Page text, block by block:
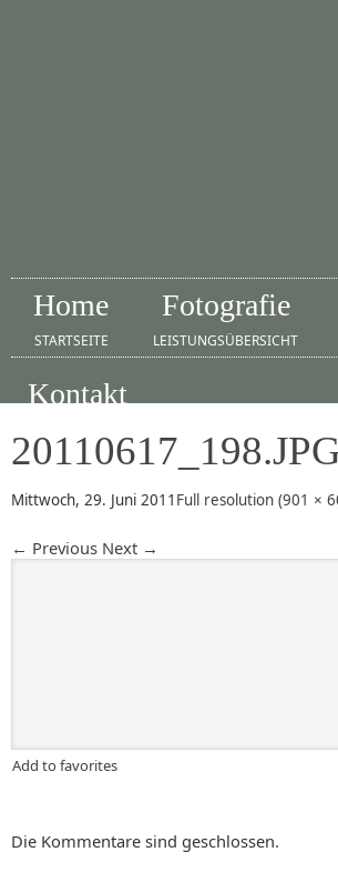
Home
STARTSEITE
Fotografie
LEISTUNGSÜBERSICHT
Kontakt
Mittwoch, 29. Juni 2011 Full resolution (901 ×
← Previous Next →
Add to favorites
Die Kommentare sind geschlossen.